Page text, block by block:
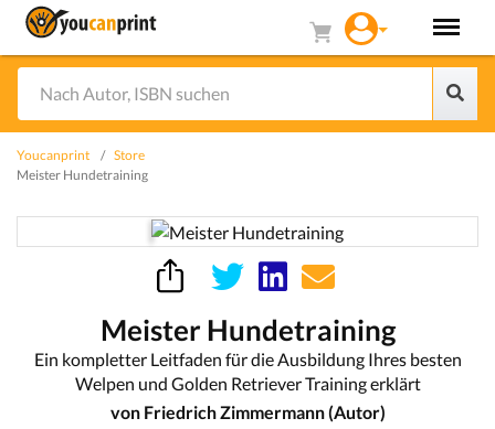
Youcanprint
Store
Meister Hundetraining
Meister Hundetraining
Ein kompletter Leitfaden für die Ausbildung Ihres besten
Welpen und Golden Retriever Training erklärt
von Friedrich Zimmermann (Autor)